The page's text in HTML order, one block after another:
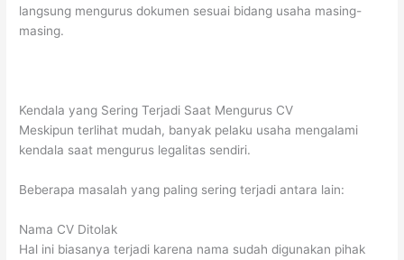
langsung mengurus dokumen sesuai bidang usaha masing-
masing.
Kendala yang Sering Terjadi Saat Mengurus CV
Meskipun terlihat mudah, banyak pelaku usaha mengalami
kendala saat mengurus legalitas sendiri.
Beberapa masalah yang paling sering terjadi antara lain:
Nama CV Ditolak
Hal ini biasanya terjadi karena nama sudah digunakan pihak